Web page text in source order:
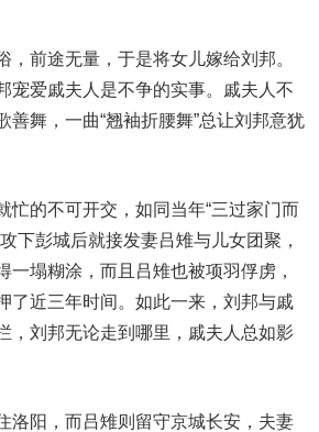
，前途无量，于是将女儿嫁给刘邦。
宠爱戚夫人是不争的实事。戚夫人不
善舞，一曲“翘袖折腰舞”总让刘邦意犹
忙的不可开交，如同当年“三过家门而
下彭城后就接发妻吕雉与儿女团聚，
一塌糊涂，而且吕雉也被项羽俘虏，
了近三年时间。如此一来，刘邦与戚
，刘邦无论走到哪里，戚夫人总如影
洛阳，而吕雉则留守京城长安，夫妻